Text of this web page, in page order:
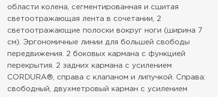
области колена, сегментированная и сшитая
светоотражающая лента в сочетании, 2
светоотражающие полоски вокруг ноги (ширина 7
см). Эргономичные линии для большей свободы
передвижения. 2 боковых кармана с функцией
перекрытия. 2 задних кармана с усилением
CORDURA®, справа с клапаном и липучкой. Справа:
свободный, двухметровый карман с усилением